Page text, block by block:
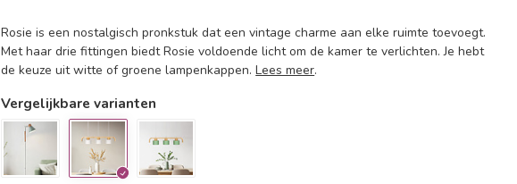
Rosie is een nostalgisch pronkstuk dat een vintage charme aan elke ruimte toevoegt.
Met haar drie fittingen biedt Rosie voldoende licht om de kamer te verlichten. Je hebt
de keuze uit witte of groene lampenkappen.Lees meer.
Vergelijkbare varianten